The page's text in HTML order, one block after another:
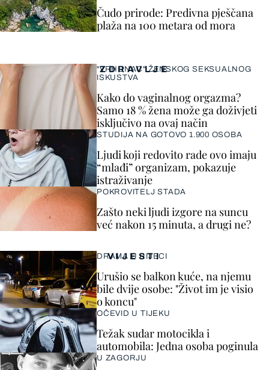
VIJESTI
DRAMA U RIJECI
Urušio se balkon kuće, na njemu
bile dvije osobe: "Život im je visio
o koncu"
OČEVID U TIJEKU
Težak sudar motocikla i
automobila: Jedna osoba poginula
U ZAGORJU
ZDRAVLJE
"VRHUNAC" ŽENSKOG SEKSUALNOG
ISKUSTVA
Kako do vaginalnog orgazma?
Samo 18 % žena može ga doživjeti
isključivo na ovaj način
STUDIJA NA GOTOVO 1.900 OSOBA
Ljudi koji redovito rade ovo imaju
“mlađi” organizam, pokazuje
istraživanje
POKROVITELJ STADA
Zašto neki ljudi izgore na suncu
već nakon 15 minuta, a drugi ne?
Čudo prirode: Predivna pješčana
plaža na 100 metara od mora